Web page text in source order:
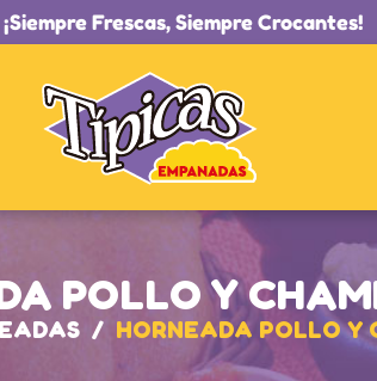
¡Siempre Frescas, Siempre Crocantes!
POLLO Y
/ HORNEADA POLLO Y